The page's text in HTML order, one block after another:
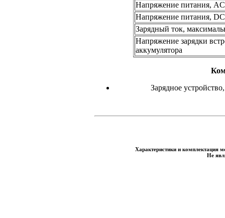
Напряжение питания, AC
Напряжение питания, DC
Зарядный ток,
Напряжение зарядки
аккумулятора
Зарядное
Характеристики и комплектация
Не